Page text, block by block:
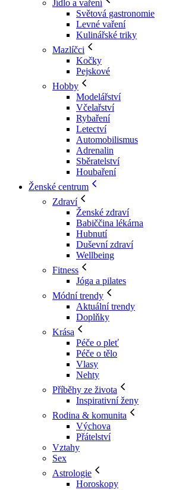
Jídlo a vaření
Světová gastronomie
Levné vaření
Kulinářské triky
Mazlíčci
Kočky
Pejskové
Hobby
Modelářství
Včelařství
Rybaření
Letectví
Automobilismus
Adrenalin
Sběratelství
Houbaření
Ženské centrum
Zdraví
Ženské zdraví
Babiččina lékárna
Hubnutí
Duševní zdraví
Wellbeing
Fitness
Jóga a pilates
Módní trendy
Aktuální trendy
Doplňky
Krása
Péče o pleť
Péče o tělo
Vlasy
Nehty
Příběhy ze života
Inspirativní ženy
Rodina & komunita
Výchova
Přátelství
Vztahy
Sex
Astrologie
Horoskopy